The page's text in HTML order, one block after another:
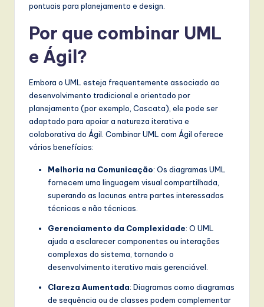
ti
o
pontuais para planejamento e design.
Por que combinar UML
e Ágil?
Embora o UML esteja frequentemente associado ao
desenvolvimento tradicional e orientado por
planejamento (por exemplo, Cascata), ele pode ser
adaptado para apoiar a natureza iterativa e
colaborativa do Ágil. Combinar UML com Ágil oferece
vários benefícios:
Melhoria na Comunicação: Os diagramas UML
fornecem uma linguagem visual compartilhada,
superando as lacunas entre partes interessadas
técnicas e não técnicas.
Gerenciamento da Complexidade: O UML
ajuda a esclarecer componentes ou interações
complexas do sistema, tornando o
desenvolvimento iterativo mais gerenciável.
Clareza Aumentada: Diagramas como diagramas
de sequência ou de classes podem complementar